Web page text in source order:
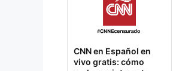
CNN en Español en
vivo gratis: cómo